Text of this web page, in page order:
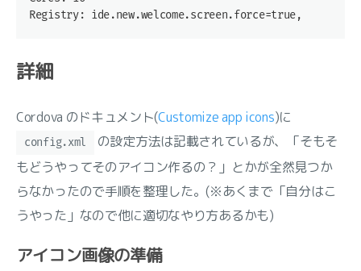
Registry: ide.new.welcome.screen.force=true,
詳細
Cordova のドキュメント(Customize app icons)に
config.xml
の設定方法は記載されているが、「そもそ
もどうやってそのアイコン作るの？」とかが全然見つか
らなかったので手順を整理した。(※あくまで「自分はこ
うやった」なので他に適切なやり方あるかも)
アイコン画像の準備